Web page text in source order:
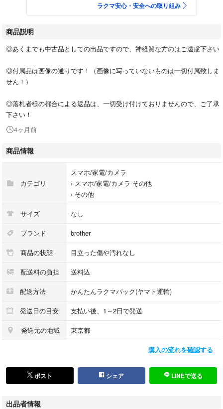
ラクマ安心・安全への取り組み
商品説明
◎あくまでも中古品としての出品ですので、神経質な方のはご遠慮下さい
◎付属品は画像の通りです！（画像に写っていないものは一切付属致しま
せん！）
◎落札者様の都合による返品は、一切受け付けておりませんので、ご了承
下さい！
4ヶ月前
商品情報
カテゴリ
スマホ/家電/カメラ
› スマホ/家電/カメラ その他
› その他
サイズ なし
ブランド brother
商品の状態 目立った傷や汚れなし
配送料の負担 送料込
配送方法 かんたんラクマパック(ヤマト運輸)
発送日の目安 支払い後、1～2日で発送
発送元の地域 東京都
購入の流れを確認する
ポスト シェア LINEで送る
出品者情報